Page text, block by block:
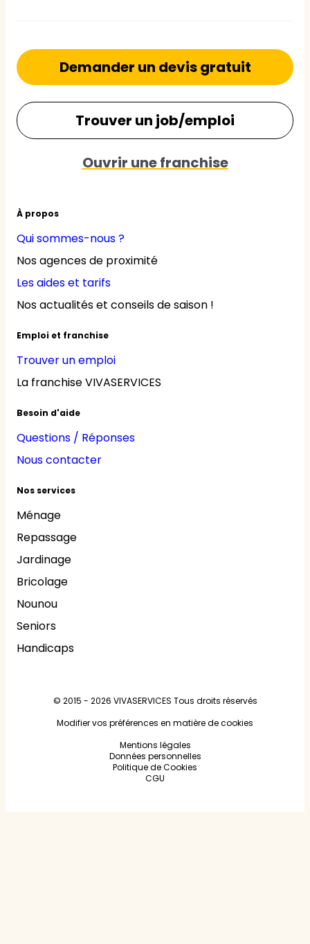
À propos
Qui sommes-nous ?
Nos agences de proximité
Les aides et tarifs
Nos actualités et conseils de saison !
Emploi et franchise
Trouver un emploi
La franchise VIVASERVICES
Besoin d'aide
Questions / Réponses
Nous contacter
Nos services
Ménage
Repassage
Jardinage
Bricolage
Nounou
Seniors
Handicaps
Demander un devis gratuit
Trouver un job/emploi
Ouvrir une franchise
© 2015 - 2026 VIVASERVICES Tous droits réservés
Modifier vos préférences en matière de cookies
Mentions légales
Données personnelles
Politique de Cookies
CGU